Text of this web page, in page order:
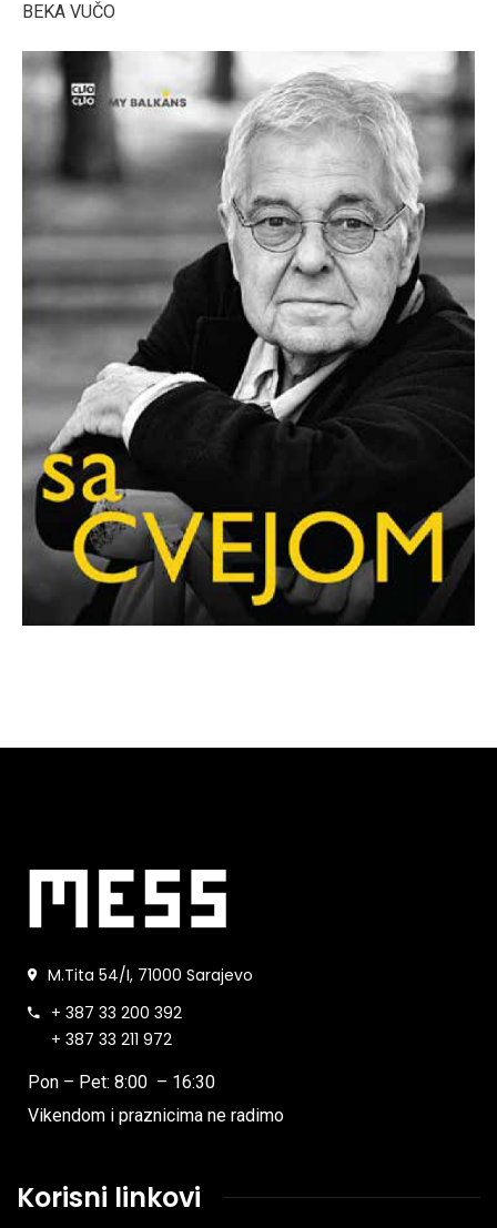
BEKA VUČO
M.Tita 54/I, 71000 Sarajevo
+ 387 33 200 392
+ 387 33 211 972
Pon – Pet: 8:00 – 16:30
Vikendom i praznicima ne radimo
Korisni linkovi